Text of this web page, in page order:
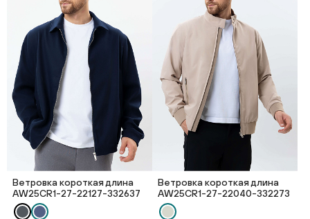
Ветровка короткая длина
AW25CR1-27-22127-332637
Ветровка короткая длина
AW25CR1-27-22040-332273